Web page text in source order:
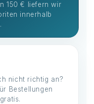
150 € liefern wir
innerhalb
nicht richtig an?
Bestellungen